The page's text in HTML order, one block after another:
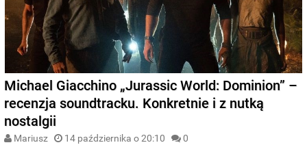
Michael Giacchino „Jurassic World: Dominion” –
recenzja soundtracku. Konkretnie i z nutką
nostalgii
Mariusz 14 października o 20:10 0